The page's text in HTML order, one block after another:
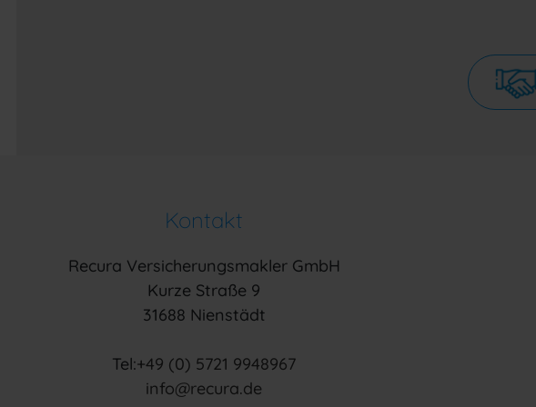
Kontakt
Recura Versicherungsmakler GmbH
Kurze Straße 9
31688 Nienstädt
Tel:+49 (0) 5721 9948967
info@recura.de